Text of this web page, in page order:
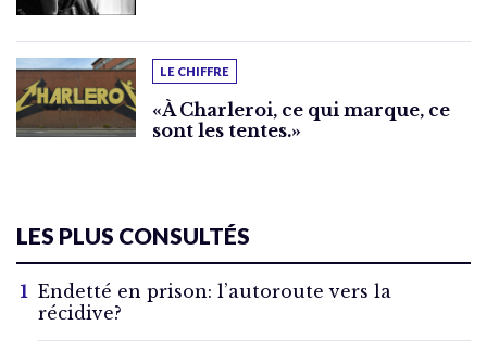
LE CHIFFRE
«À Charleroi, ce qui marque, ce
sont les tentes.»
LES PLUS CONSULTÉS
Endetté en prison: l’autoroute vers la
récidive?